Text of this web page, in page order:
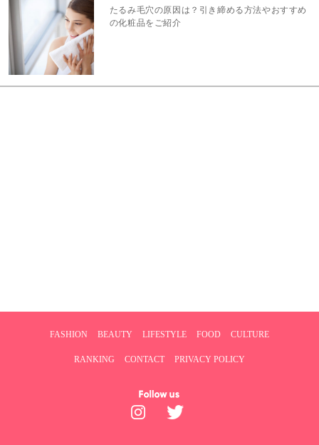
たるみ毛穴の原因は？引き締める方法やおすすめ
の化粧品をご紹介
FASHION BEAUTY LIFESTYLE FOOD CULTURE
RANKING CONTACT PRIVACY POLICY